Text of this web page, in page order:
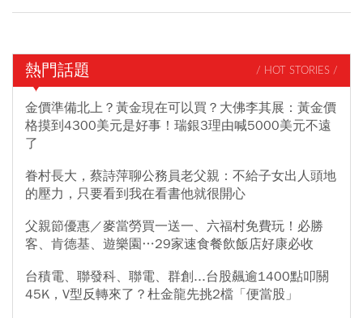
熱門話題 / HOT STORIES /
金價準備北上？黃金現在可以買？大佛李其展：黃金價
格摸到4300美元是好事！瑞銀3理由喊5000美元不遠
了
眷村長大，蔡詩萍聊公務員老父親：不給子女出人頭地
的壓力，只要看到我在看書他就很開心
父親節優惠／麥當勞買一送一、六福村免費玩！必勝
客、肯德基、遊樂園…29家速食餐飲飯店好康必收
台積電、聯發科、聯電、群創...台股飆逾1400點叩關
45K，V型反轉來了？杜金龍先挑2檔「便當股」